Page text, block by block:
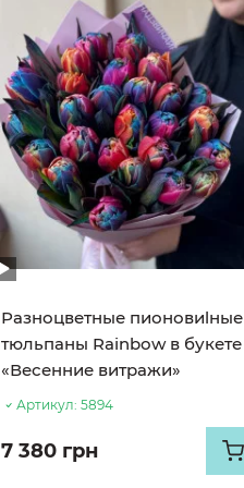
Разноцветные пионовиlные
тюльпаны Rainbow в букете
«Весенние витражи»
Артикул: 5894
7 380 грн